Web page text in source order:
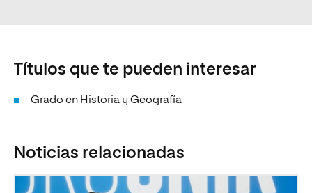
Títulos que te pueden interesar
Grado en Historia y Geografía
Noticias relacionadas